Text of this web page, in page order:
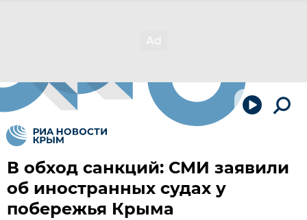
В обход санкций: СМИ заявили
об иностранных судах у
побережья Крыма